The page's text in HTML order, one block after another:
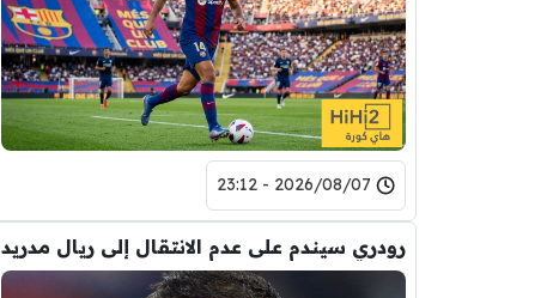
2026/08/07 - 23:12
رودري سيندم على عدم الانتقال إلى ريال مدريد